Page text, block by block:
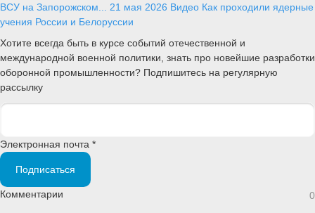
ВСУ на Запорожском... 21 мая 2026 Видео Как проходили ядерные
учения России и Белоруссии
Хотите всегда быть в курсе событий отечественной и
международной военной политики, знать про новейшие разработки
оборонной промышленности? Подпишитесь на регулярную
рассылку
Электронная почта *
Подписаться
Комментарии 0